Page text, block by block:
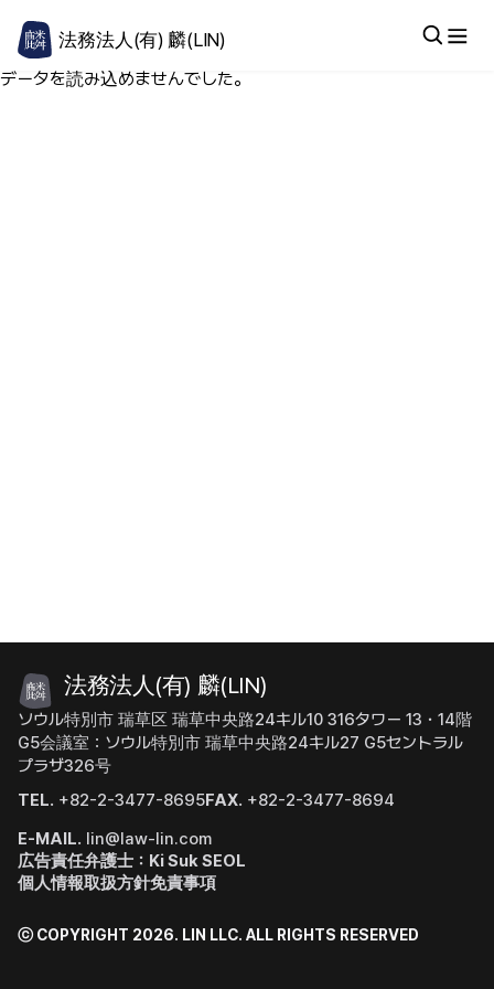
法務法人(有) 麟(LIN)
データを読み込めませんでした。
法務法人(有) 麟(LIN)
ソウル特別市 瑞草区 瑞草中央路24キル10 316タワー 13・14階
G5会議室：ソウル特別市 瑞草中央路24キル27 G5セントラル
プラザ326号
TEL. +82-2-3477-8695FAX. +82-2-3477-8694
E-MAIL. lin@law-lin.com
広告責任弁護士：Ki Suk SEOL
個人情報取扱方針免責事項
ⓒ COPYRIGHT 2026. LIN LLC. ALL RIGHTS RESERVED